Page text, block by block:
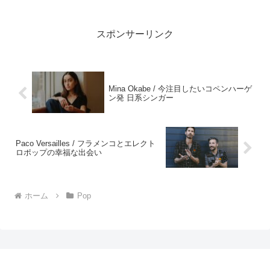
スポンサーリンク
Mina Okabe / 今注目したいコペンハーゲ
ン発 日系シンガー
Paco Versailles / フラメンコとエレクト
ロポップの幸福な出会い
ホーム Pop